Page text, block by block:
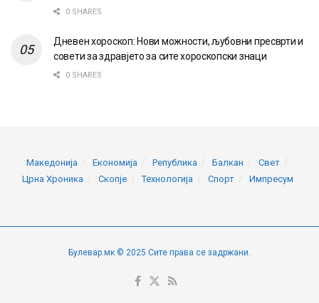
0 SHARES
Дневен хороскоп: Нови можности, љубовни пресврти и
совети за здравјето за сите хороскопски знаци
0 SHARES
Македонија Економија Република Балкан
Свет
Црна Хроника
Скопје Технологија Спорт Импресум
Булевар.мк © 2025 Сите права се задржани.